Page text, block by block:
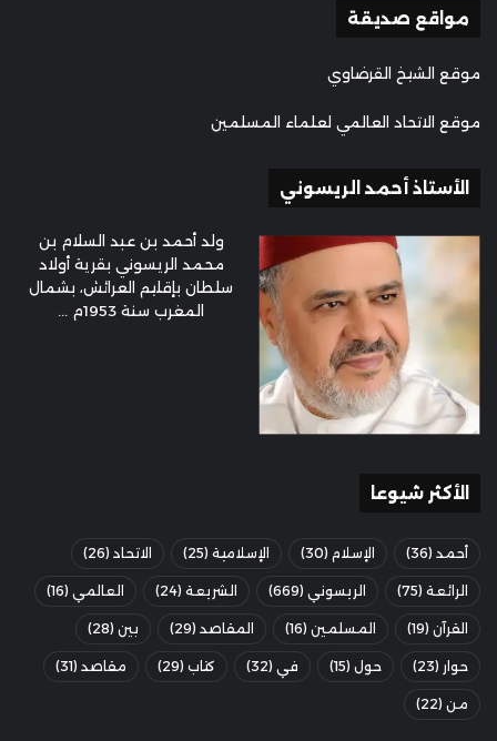
مواقع صديقة
موقع الشيخ القرضاوي
موقع الاتحاد العالمي لعلماء المسلمين
الأستاذ أحمد الريسوني
ولد أحمد بن عبد السلام بن
محمد الريسوني بقرية أولاد
سلطان بإقليم العرائش، بشمال
المغرب سنة 1953م ...
الأكثر شيوعا
أحمد (36) الإسلام (30) الإسلامية (25) الاتحاد (26)
الرائعة (75) الريسوني (669) الشريعة (24) العالمي (16)
القرآن (19) المسلمين (16) المقاصد (29) بين (28)
حوار (23) حول (15) في (32) كتاب (29) مقاصد (31)
من (22)